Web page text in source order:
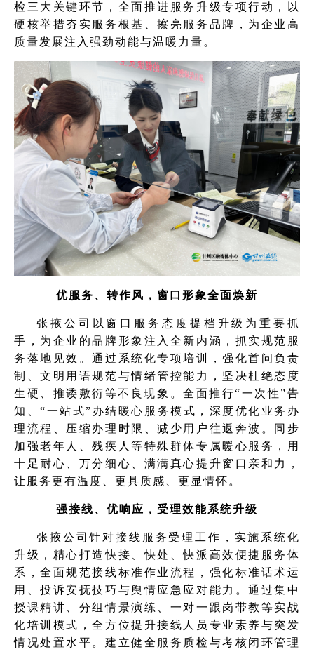
检三大关键环节，全面推进服务升级专项行动，以
硬核举措夯实服务根基、擦亮服务品牌，为企业高
质量发展注入强劲动能与温暖力量。
优服务、转作风，窗口形象全面焕新
张掖公司以窗口服务态度提档升级为重要抓
手，为企业的品牌形象注入全新内涵，抓实规范服
务落地见效。通过系统化专项培训，强化首问负责
制、文明用语规范与情绪管控能力，坚决杜绝态度
生硬、推诿敷衍等不良现象。全面推行“一次性”告
知、“一站式”办结暖心服务模式，深度优化业务办
理流程、压缩办理时限、减少用户往返奔波。同步
加强老年人、残疾人等特殊群体专属暖心服务，用
十足耐心、万分细心、满满真心提升窗口亲和力，
让服务更有温度、更具质感、更显情怀。
强接线、优响应，受理效能系统升级
张掖公司针对接线服务受理工作，实施系统化
升级，精心打造快接、快处、快派高效便捷服务体
系，全面规范接线标准作业流程，强化标准话术运
用、投诉安抚技巧与舆情应急应对能力。通过集中
授课精讲、分组情景演练、一对一跟岗带教等实战
化培训模式，全方位提升接线人员专业素养与突发
情况处置水平。建立健全服务质检与考核闭环管理